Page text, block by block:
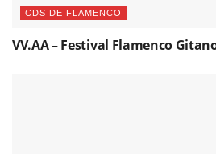
CDS DE FLAMENCO
VV.AA – Festival Flamenco